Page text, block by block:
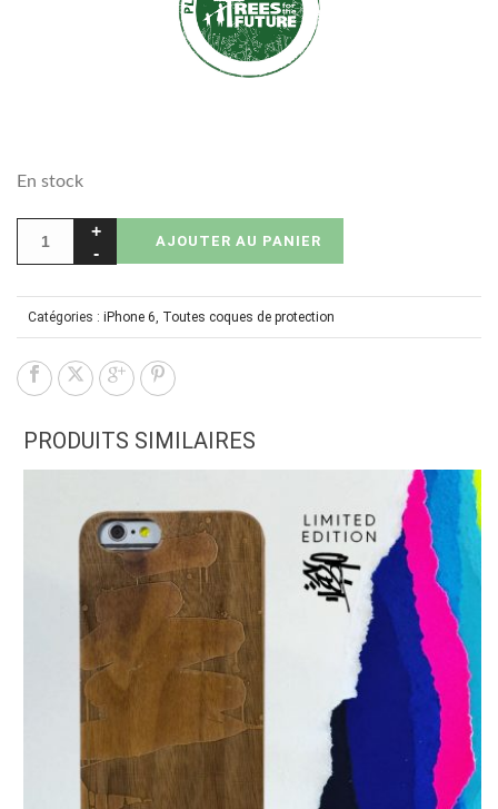
En stock
AJOUTER AU PANIER
Catégories : iPhone 6, Toutes coques de protection
PRODUITS SIMILAIRES